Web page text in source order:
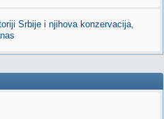
Srbije i njihova konzervacija,